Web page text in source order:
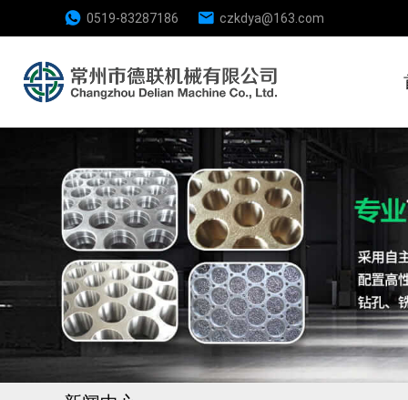
0519-83287186 czkdya@163.com